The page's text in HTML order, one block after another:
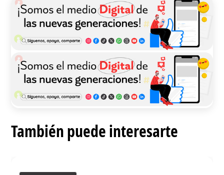
También puede interesarte